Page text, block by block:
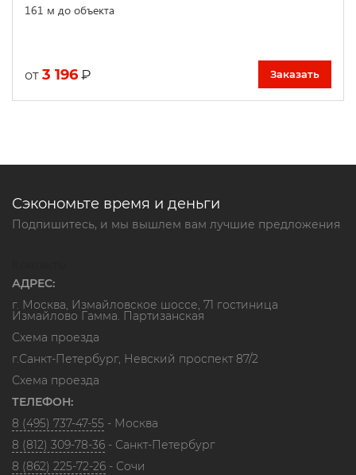
161 м до объекта
от 3 196 ₽ Заказать
Сэкономьте время и деньги
Подпишитесь, и мы вышлем вам лучшие предложения
АДРЕС:
г. Москва, Измайловское шоссе, 71 гостиница
Измайлово Гамма. Партизанская
Схема проезда
г.Санкт-Петербург, Невский проспект 87/2
Схема проезда
ТЕЛЕФОН:
8 (495) 737-47-55 - Москва
8 (812) 309-78-36 - Санкт-Петербург
8 (862) 225-72-26 - Сочи